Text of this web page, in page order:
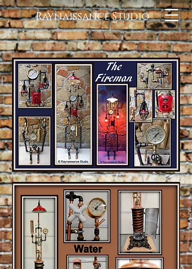
Raynaissance Studio